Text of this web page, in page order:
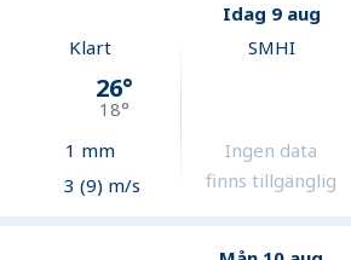
Idag 9 aug
Klart
26°
18°
1 mm
3 (9) m/s
SMHI
Ingen data
finns tillgänglig